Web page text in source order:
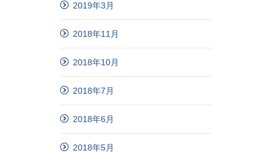
2019年3月
2018年11月
2018年10月
2018年7月
2018年6月
2018年5月